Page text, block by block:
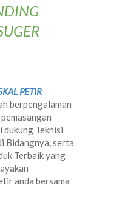
PETIR
berpengalaman
dukung Teknisi
Bidangnya, serta
Terbaik yang
anda bersama